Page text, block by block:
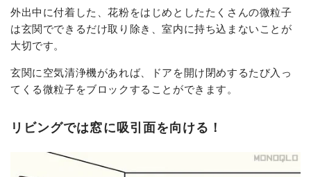
外出中に付着した、花粉をはじめとしたたくさんの微粒子
は玄関でできるだけ取り除き、室内に持ち込まないことが
大切です。
玄関に空気清浄機があれば、ドアを開け閉めするたび入っ
てくる微粒子をブロックすることができます。
リビングでは窓に吸引面を向ける！